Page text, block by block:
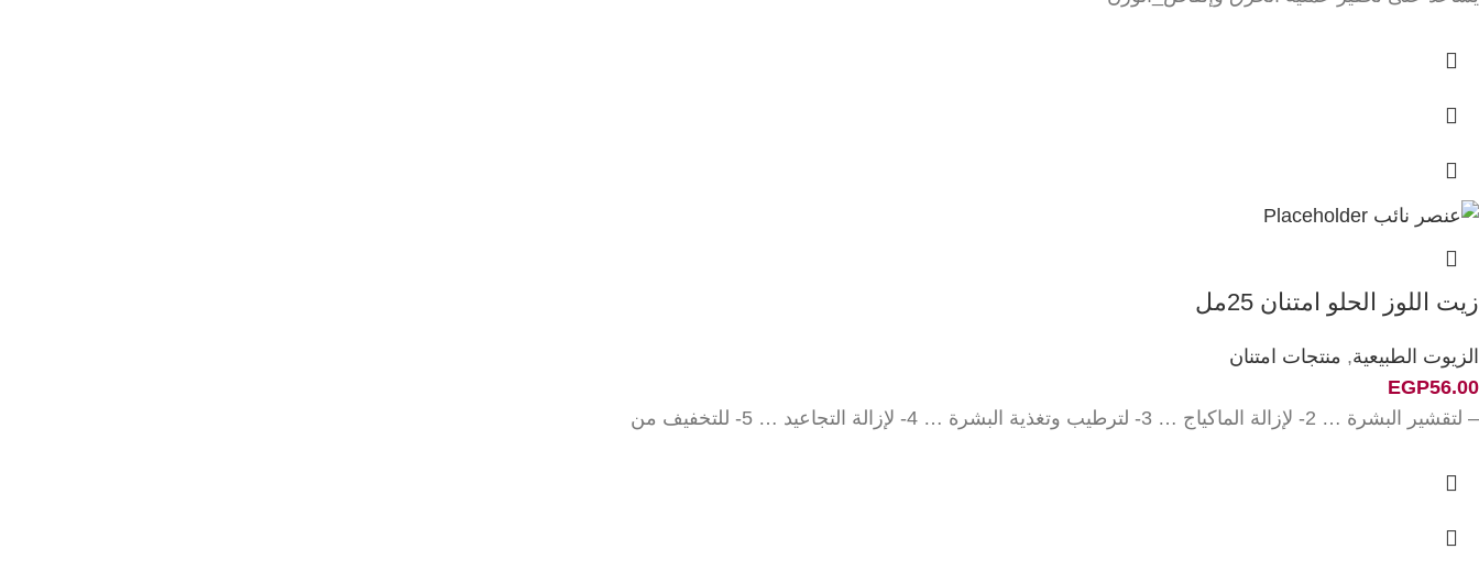
زيت اللوز الحلو امتنان 25مل
الزيوت الطبيعية, منتجات امتنان
EGP56.00
– لتقشير البشرة … 2- لإزالة الماكياج … 3- لترطيب وتغذية البشرة … 4- لإزالة التجاعيد … 5- للتخفيف من